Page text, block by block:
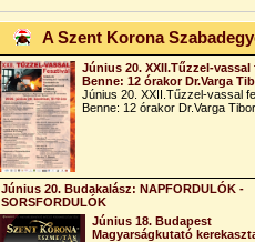
A Szent Korona
Június 20. XXII.Tűzzel-
Benne: 12 órakor Dr.Varga
Június 20. XXII.Tűzzel-vassal
Benne: 12 órakor Dr.Varga Tibor
Június 20. Budakalász: NAPFORDULÓK -
SORSFORDULÓK
Június 18. Budapest
Magyarságkutató